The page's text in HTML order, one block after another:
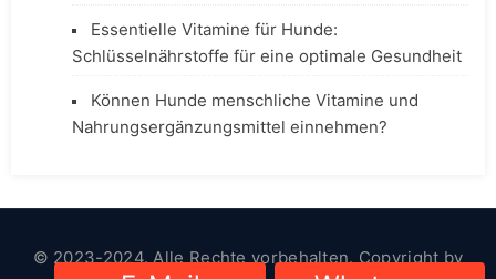
Essentielle Vitamine für Hunde:
Schlüsselnährstoffe für eine optimale Gesundheit
Können Hunde menschliche Vitamine und
Nahrungsergänzungsmittel einnehmen?
© 2023-2024. Alle Rechte vorbehalten. Copyright by